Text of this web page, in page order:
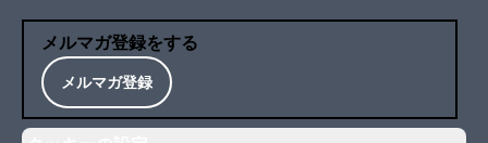
メルマガ登録をする
メルマガ登録